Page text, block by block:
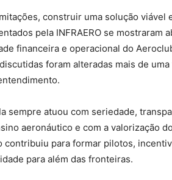
construir uma solução viável
pela INFRAERO se mostraram
financeira e operacional do
foram alteradas mais de
sempre atuou com seriedade,
aeronáutico e com a valorização
para formar pilotos,
para além das fronteiras.